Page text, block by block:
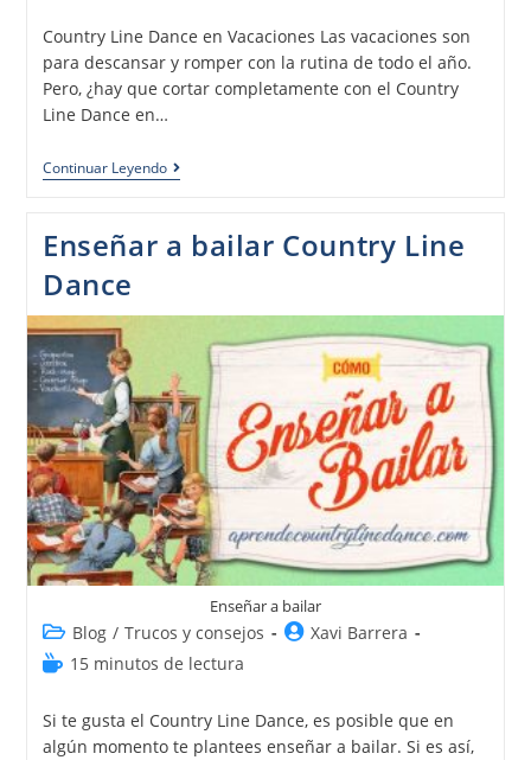
Country Line Dance en Vacaciones Las vacaciones son
para descansar y romper con la rutina de todo el año.
Pero, ¿hay que cortar completamente con el Country
Line Dance en…
Continuar Leyendo
Enseñar a bailar Country Line
Dance
Enseñar a bailar
Blog / Trucos y consejos
Xavi Barrera
15 minutos de lectura
Si te gusta el Country Line Dance, es posible que en
algún momento te plantees enseñar a bailar. Si es así,